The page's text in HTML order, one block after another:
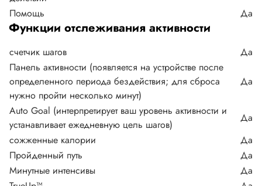
Помощь
Да
Функции отслеживания активности
счетчик шагов
Да
Панель активности (появляется на устройстве после
определенного периода бездействия; для сброса
нужно пройти несколько минут)
Да
Auto Goal (интерпретирует ваш уровень активности и
устанавливает ежедневную цель шагов)
Да
сожженные калории
Да
Пройденный путь
Да
Минутные интенсивы
Да